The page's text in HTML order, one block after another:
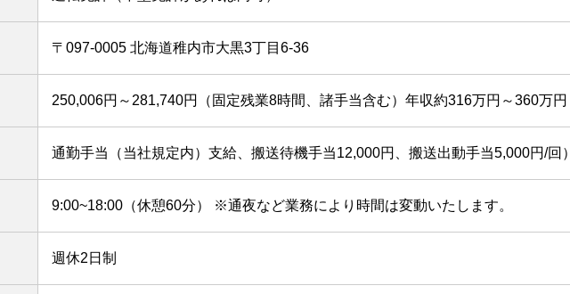
〒097-0005 北海道稚内市大黒3丁目6-36
250,006円～281,740円（固定残業8時間、諸手当含む）年収約316万円～360万円
通勤手当（当社規定内）支給、搬送待機手当12,000円、搬送出動手当5,000円/回）
9:00~18:00（休憩60分） ※通夜など業務により時間は変動いたします。
週休2日制